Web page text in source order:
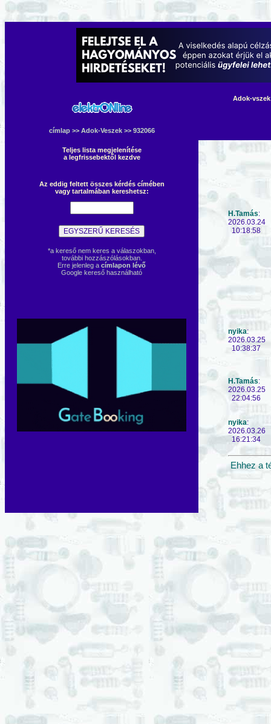
címlap>> Adok-Veszek>> 932066
Adok-
Teljes lista megjelenítése
a legfrissebektől kezdve
Az eddig feltett összes kérdés címében
vagy tartalmában kereshetsz:
*a kereső nem keres a válaszokban,
további hozzászólásokban.
Erre jelenleg a címlapon lévő
Google kereső használható
H.Tamás:
2026.03.24
10:18:58
nyika:
2026.03.25
10:38:37
H.Tamás:
2026.03.25
22:04:56
nyika:
2026.03.26
16:21:34
Ehhez a